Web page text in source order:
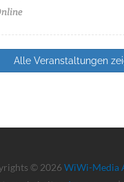
Alle Veranstaltungen
© 2026 WiWi-Media